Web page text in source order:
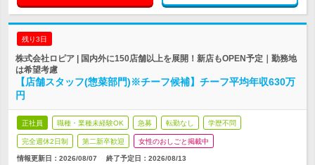
残り3日
株式会社ロピア | 国内外に150店舗以上を展開！新店もOPEN予定｜勤務地
は希望考慮
【店舗スタッフ(惣菜部門)※チーフ候補】チーフ平均年収630万
円
正社員 職種・業種未経験OK 急募 転勤なし 学歴不問
完全週休2日制 第二新卒歓迎 女性のおしごと掲載中
情報更新日：2026/08/07 終了予定日： 2026/08/13